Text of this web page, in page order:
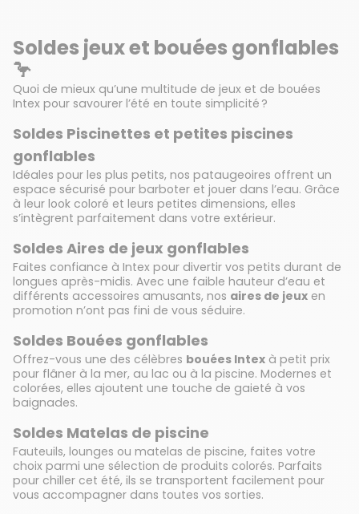
Soldes jeux et bouées gonflables
🦩
Quoi de mieux qu’une multitude de jeux et de bouées
Intex pour savourer l’été en toute simplicité ?
Soldes Piscinettes et petites piscines
gonflables
Idéales pour les plus petits, nos pataugeoires offrent un
espace sécurisé pour barboter et jouer dans l’eau. Grâce
à leur look coloré et leurs petites dimensions, elles
s’intègrent parfaitement dans votre extérieur.
Soldes Aires de jeux gonflables
Faites confiance à Intex pour divertir vos petits durant de
longues après-midis. Avec une faible hauteur d’eau et
différents accessoires amusants, nos aires de jeux en
promotion n’ont pas fini de vous séduire.
Soldes Bouées gonflables
Offrez-vous une des célèbres bouées Intex à petit prix
pour flâner à la mer, au lac ou à la piscine. Modernes et
colorées, elles ajoutent une touche de gaieté à vos
baignades.
Soldes Matelas de piscine
Fauteuils, lounges ou matelas de piscine, faites votre
choix parmi une sélection de produits colorés. Parfaits
pour chiller cet été, ils se transportent facilement pour
vous accompagner dans toutes vos sorties.